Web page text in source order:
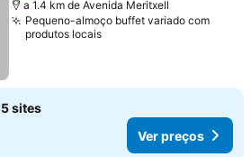
a 1.4 km de Avenida Meritxell
Pequeno-almoço buffet variado com
produtos locais
5 sites
Ver preços